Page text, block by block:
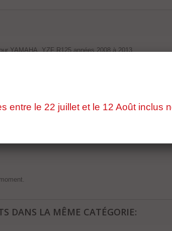
YAMAHA YZF R125 années 2008 à 2013
spécialiste de la pièces détachée moto d'occasion
DANS LA MÊME CATÉGORIE:
le 22 juillet et le 12 Août inclus